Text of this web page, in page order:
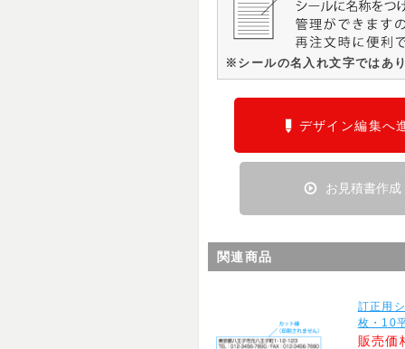
※シールの名入れ文字ではあ
お見積書作成
デザイン編集へ
関連商品
訂正用
枚・10
販売価